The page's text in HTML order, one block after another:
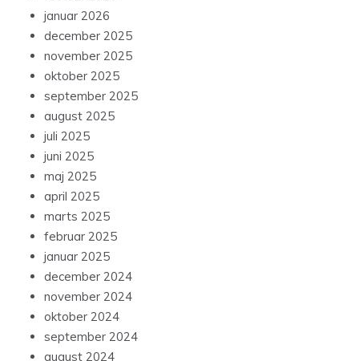
januar 2026
december 2025
november 2025
oktober 2025
september 2025
august 2025
juli 2025
juni 2025
maj 2025
april 2025
marts 2025
februar 2025
januar 2025
december 2024
november 2024
oktober 2024
september 2024
august 2024